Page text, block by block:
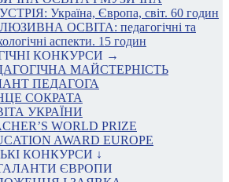
Україна, Європа, світ. 60 годин
ОСВІТА: педагогічні та
аспекти. 15 годин
КОНКУРСИ →
МАЙСТЕРНІСТЬ
ПЕДАГОГА
СОКРАТА
УКРАЇНИ
WORLD PRIZE
AWARD EUROPE
КОНКУРСИ ↓
ЄВРОПИ